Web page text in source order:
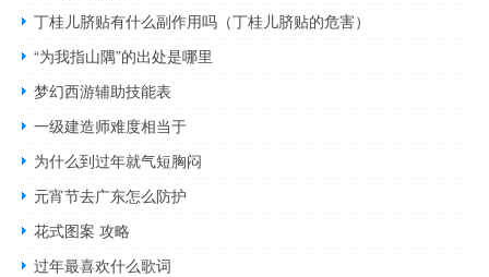
丁桂儿脐贴有什么副作用吗（丁桂儿脐贴的危害）
“为我指山隅”的出处是哪里
梦幻西游辅助技能表
一级建造师难度相当于
为什么到过年就气短胸闷
元宵节去广东怎么防护
花式图案 攻略
过年最喜欢什么歌词